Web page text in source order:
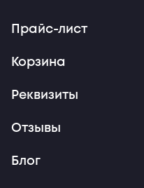
Прайс-лист
Корзина
Реквизиты
Отзывы
Блог